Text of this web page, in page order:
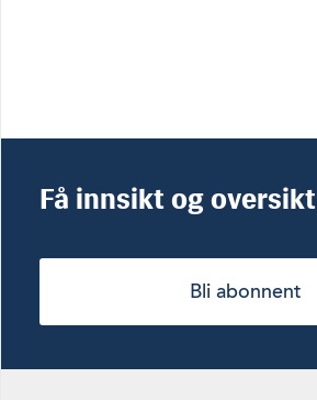
Få innsikt og oversikt
Bli abonnent